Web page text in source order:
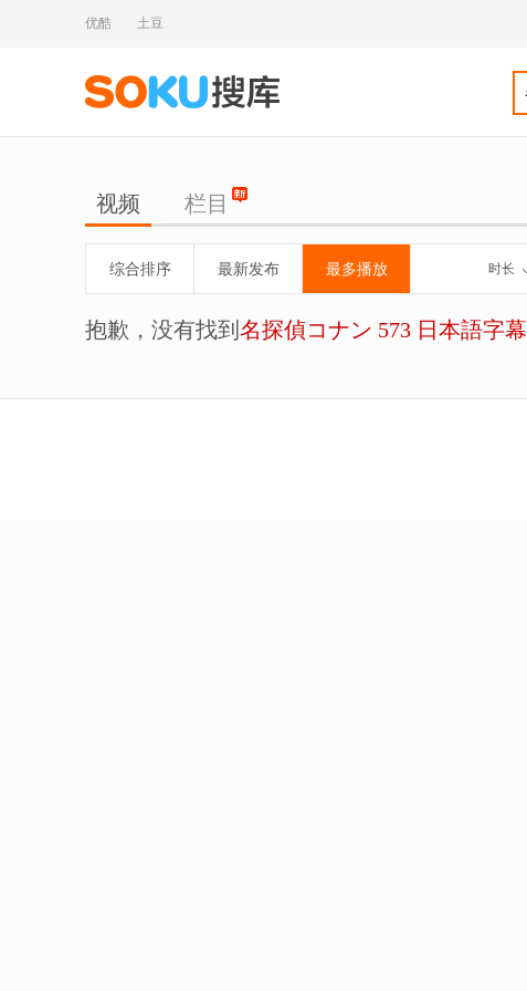
优酷 土豆
视频 栏目
综合排序 最新发布 最多播放 时长
抱歉，没有找到 名探偵コナン 573 日本語字幕